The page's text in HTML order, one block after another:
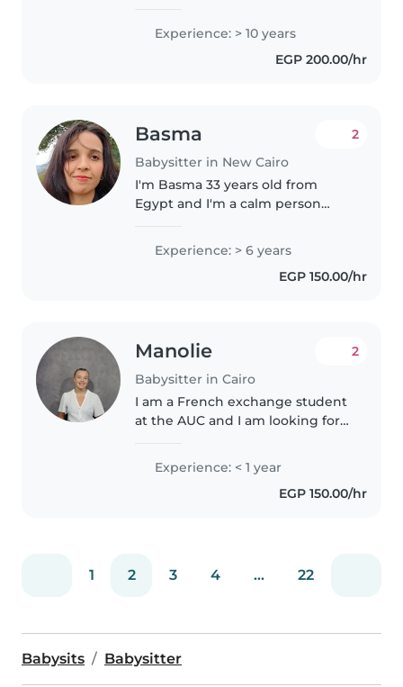
تربوي، وأتمتع بقدرة على القراءة والألعاب
Experience: > 10 years
EGP 200.00/hr
Basma
Babysitter in New Cairo
2
I'm Basma 33 years old from
Egypt and I'm a calm person
system-- I read alot about child
care and I can have good time
with them .. we can do so much
Experience: > 6 years
EGP 150.00/hr
Manolie
Babysitter in Cairo
2
I am a French exchange student
at the AUC and I am looking for a
(september 2026) I have a B2
level of English, I am fluent in
Spanish and French and..
Experience: < 1 year
EGP 150.00/hr
1 2 3 4 ... 22
Babysits Babysitter